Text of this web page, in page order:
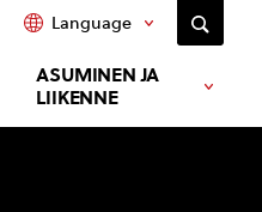
ASUMINEN JA
LIIKENNE
Language